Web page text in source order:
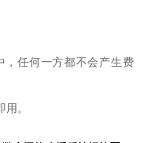
，任何一方都不会产生费
。